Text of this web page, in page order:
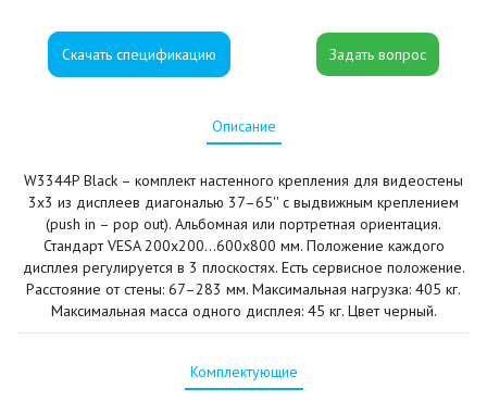
Скачать спецификацию
Описание
W3344P Black – комплект настенного крепления для видеостены
3х3 из дисплеев диагональю 37–65'' с выдвижным креплением
(push in – pop out). Альбомная или портретная ориентация.
Стандарт VESA 200x200...600x800 мм. Положение каждого
дисплея регулируется в 3 плоскостях. Есть сервисное положение.
Расстояние от стены: 67–283 мм. Максимальная нагрузка: 405 кг.
Максимальная масса одного дисплея: 45 кг. Цвет черный.
Комплектующие